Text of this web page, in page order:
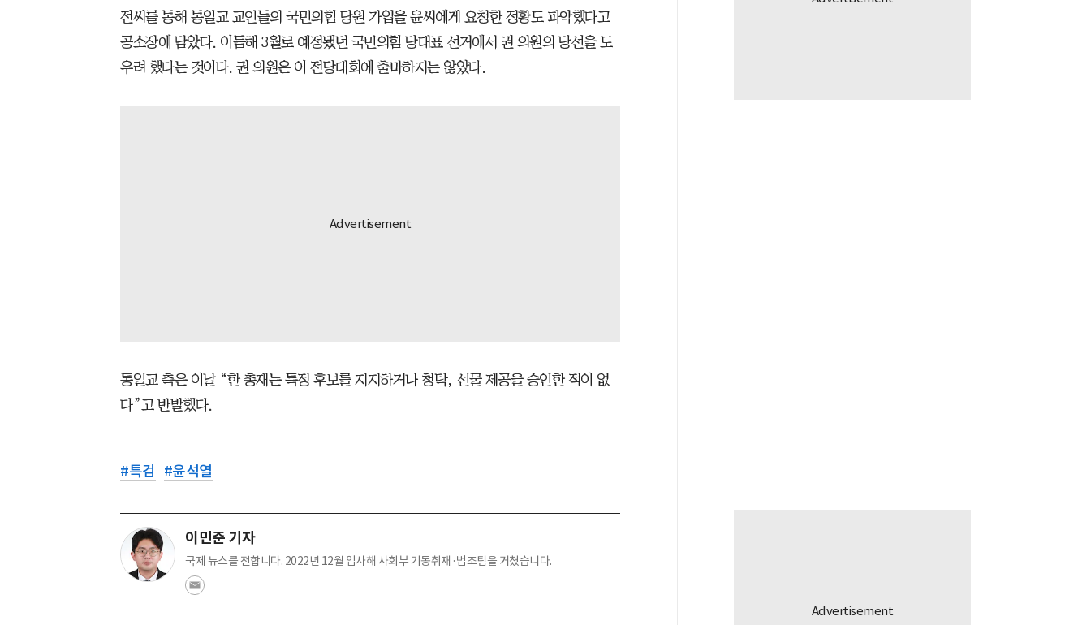
전씨를 통해 통일교 교인들의 국민의힘 당원 가입을 윤씨에게 요청한 정황도 파악했다고
공소장에 담았다. 이듬해 3월로 예정됐던 국민의힘 당대표 선거에서 권 의원의 당선을 도
우려 했다는 것이다. 권 의원은 이 전당대회에 출마하지는 않았다.
통일교 측은 이날 “한 총재는 특정 후보를 지지하거나 청탁, 선물 제공을 승인한 적이 없
다”고 반발했다.
#특검 #윤석열
이민준 기자
국제 뉴스를 전합니다. 2022년 12월 입사해 사회부 기동취재·법조팀을 거쳤습니다.